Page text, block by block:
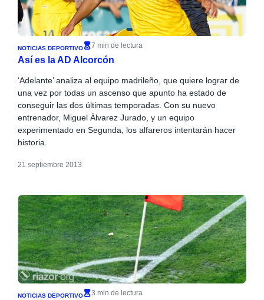
NOTICIAS DEPORTIVO 7 min de lectura
Así es la AD Alcorcón
‘Adelante’ analiza al equipo madrileño, que quiere lograr de
una vez por todas un ascenso que apunto ha estado de
conseguir las dos últimas temporadas. Con su nuevo
entrenador, Miguel Álvarez Jurado, y un equipo
experimentado en Segunda, los alfareros intentarán hacer
historia.
21 septiembre 2013
NOTICIAS DEPORTIVO 3 min de lectura